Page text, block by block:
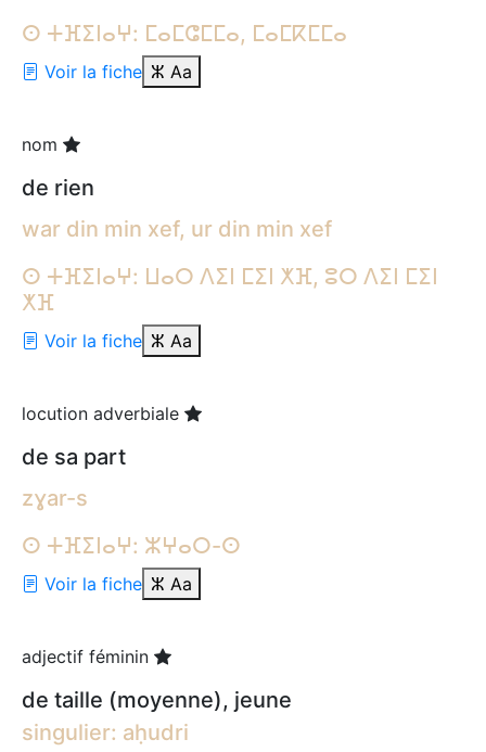
ⵙ ⵜⴼⵉⵏⴰⵖ: ⵎⴰⵎⵛⵎⵎⴰ, ⵎⴰⵎⴽⵎⵎⴰ
Voir la fiche ⵣ Aa
nom
de rien
war din min xef, ur din min xef
ⵙ ⵜⴼⵉⵏⴰⵖ: ⵡⴰⵔ ⴷⵉⵏ ⵎⵉⵏ ⵅⴼ, ⵓⵔ ⴷⵉⵏ ⵎⵉⵏ
ⵅⴼ
Voir la fiche ⵣ Aa
locution adverbiale
de sa part
zɣar-s
ⵙ ⵜⴼⵉⵏⴰⵖ: ⵣⵖⴰⵔ-ⵙ
Voir la fiche ⵣ Aa
adjectif féminin
de taille (moyenne), jeune
singulier: aḥudri